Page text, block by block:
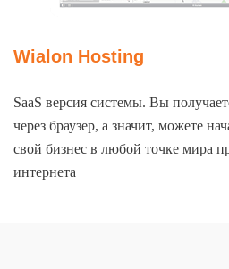
Wialon Hosting
SaaS версия системы. Вы
через браузер, а значит, можете
свой бизнес в любой точке мира
интернета